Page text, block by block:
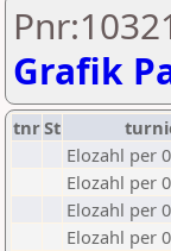
Grafik
tnrSt
Elozahl per
Elozahl per
Elozahl per
Elozahl per